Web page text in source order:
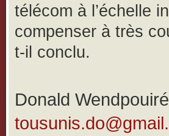
télécom à l’échelle
compenser à très
t-il conclu.
Donald